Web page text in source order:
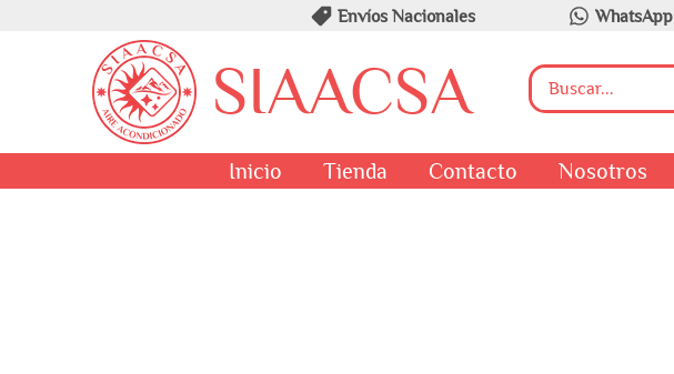
Envíos Nacionales WhatsApp
SIAACSA
Inicio Tienda Contacto Nosotros